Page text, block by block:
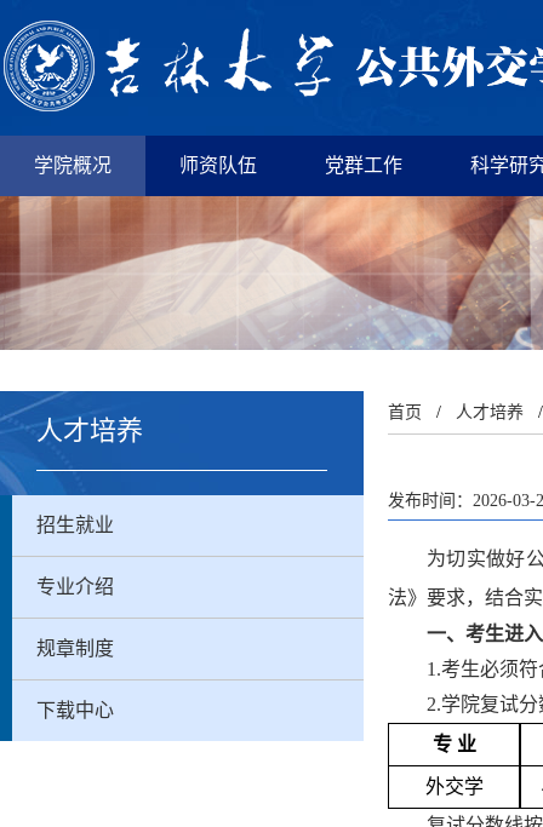
学院概况 师资队伍 党群工作 科学研
人才培养
招生就业
专业介绍
规章制度
下载中心
首页 / 人才培养
发布时间：2026-
为切实做好
法》 要求，结合
一、考生进入
1.考生必须
2.学院复试分
专 业
外交学